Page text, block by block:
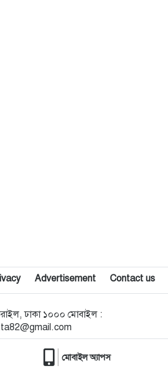
সূর্যের কেন্দ্রের চেয়ে প্রায় ৭ গুণ উত্তপ্ত
‘কৃত্রিম সূর্য’ তৈরির পথে চীন, দেশটির
উদ্দেশ্য কী
আচমকা আক্রমণে যুক্তরাষ্ট্রকে চমকে
Advertisement Contact us
ঢাকা ১০০০ মোবাইল :
মোবাইল অ্যাপস